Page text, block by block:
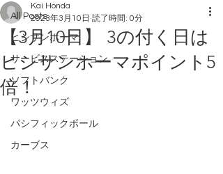
All Posts
ヒシサンホーマ
サービスステーション
ソフトバンク
ワッツウィズ
パシフィックボール
カーブス
【3月10日】 3の付く日は
ヒシサンホーマポイント5
倍！
Kai Honda
2023年3月10日 読了時間: 0分